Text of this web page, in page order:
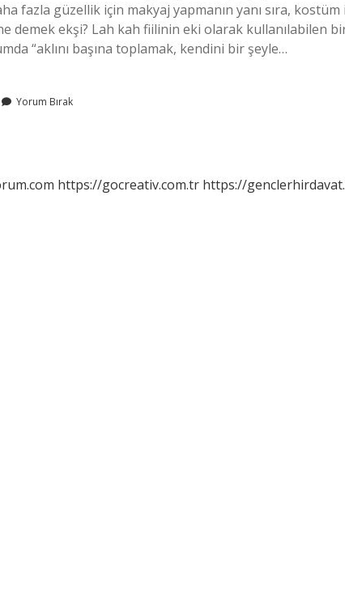
fazla güzellik için makyaj yapmanın yanı sıra,
demek ekşi? Lah kah fiilinin eki olarak kullanılabilen
“aklını başına toplamak, kendini bir şeyle…
Yorum Bırak
https://gocreativ.com.tr https://